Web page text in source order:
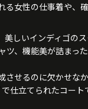
る女性の仕事着や、
美しいインディゴのス
ツ、機能美が詰まっ
させるのに欠かせなか
仕立てられたコート